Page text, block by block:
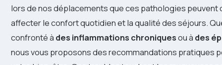
lors de nos déplacements que ces pathologies
affecter le confort quotidien et la qualité des séjours.
confronté à des inflammations chroniquesou à des
nous vous proposons des recommandations pratiques